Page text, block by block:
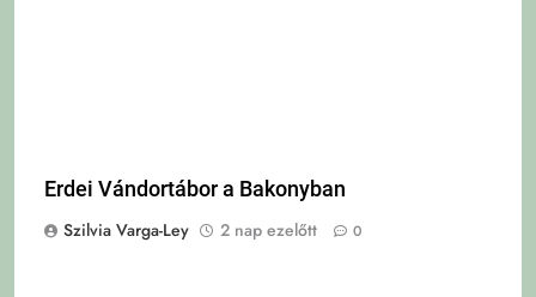
Erdei Vándortábor a Bakonyban
Szilvia Varga-Ley
2 nap ezelőtt 0